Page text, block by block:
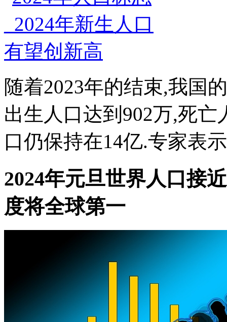
随着2023年的结束,我国
出生人口达到902万,死
口仍保持在14亿.专家表
2024年元旦世界人口接
度将全球第一